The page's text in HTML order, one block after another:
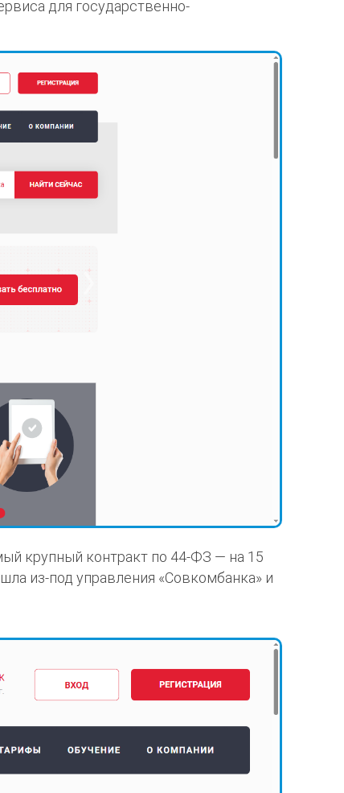
для государственно-
крупный контракт по 44-ФЗ — на 15
из-под управления «Совкомбанка» и